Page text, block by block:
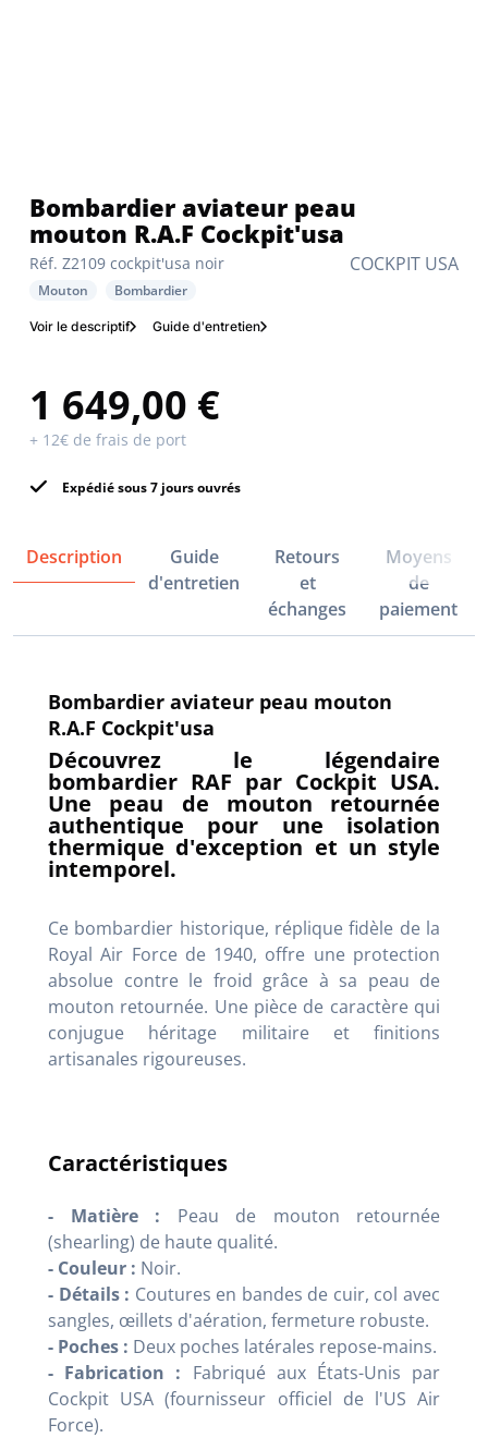
COCKPIT USA
Réf. Z2109 cockpit'usa noir
Bombardier aviateur peau
mouton R.A.F Cockpit'usa
Mouton Bombardier
Voir le descriptif Guide d'entretien
1 649,00 €
+ 12€ de frais de port
Expédié sous 7 jours ouvrés
Description
Guide
d'entretien
Retours
et
échanges
Moyens
de
paiement
Bombardier aviateur peau mouton
R.A.F Cockpit'usa
Découvrez le légendaire
bombardier RAF par Cockpit USA.
Une peau de mouton retournée
authentique pour une isolation
thermique d'exception et un style
intemporel.
Ce bombardier historique, réplique fidèle de la
Royal Air Force de 1940, offre une protection
absolue contre le froid grâce à sa peau de
mouton retournée. Une pièce de caractère qui
conjugue héritage militaire et finitions
artisanales rigoureuses.
Caractéristiques
- Matière : Peau de mouton retournée
(shearling) de haute qualité.
- Couleur : Noir.
- Détails : Coutures en bandes de cuir, col avec
sangles, œillets d'aération, fermeture robuste.
- Poches : Deux poches latérales repose-mains.
- Fabrication : Fabriqué aux États-Unis par
Cockpit USA (fournisseur officiel de l'US Air
Force).